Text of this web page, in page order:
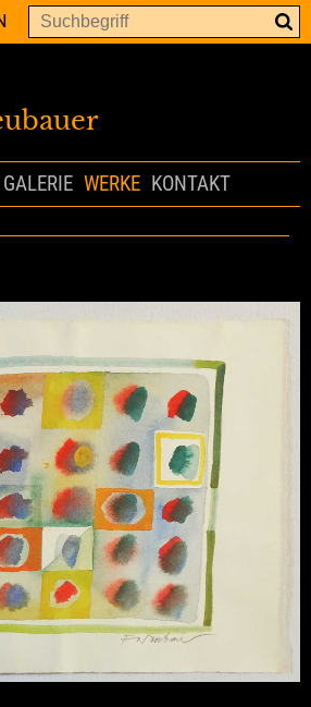
GALERIE WERKE KONTAKT